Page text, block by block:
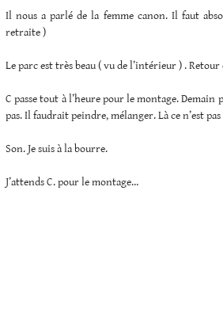
Il nous a parlé de la femme canon. Il faut
retraite )
Le parc est très beau ( vu de l’intérieur ) .
C passe tout à l’heure pour le montage. Demain
pas. Il faudrait peindre, mélanger. Là ce n’est
Son. Je suis à la bourre.
J’attends C. pour le montage…